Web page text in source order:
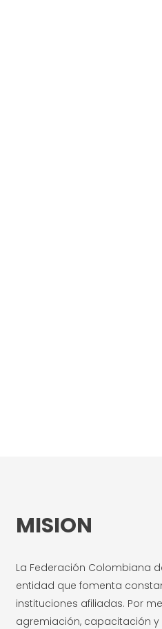
MISION
La Federación Colombiana
entidad que fomenta
instituciones afiliadas. Por
agremiación, capacitación